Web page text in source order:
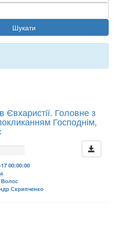
Шукати
Євхаристії. Головне з
Господнім,
00:00:00
Скрипченко